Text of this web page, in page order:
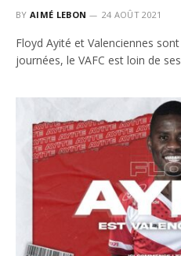
BY AIMÉ LEBON 24 AOÛT 2021
Floyd Ayité et Valenciennes
journées, le VAFC est loin de